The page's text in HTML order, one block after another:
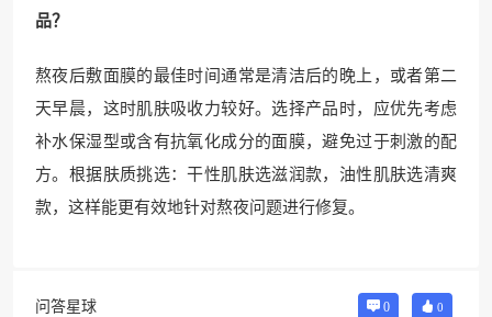
品？
熬夜后敷面膜的最佳时间通常是清洁后的晚上，或者第二
天早晨，这时肌肤吸收力较好。选择产品时，应优先考虑
补水保湿型或含有抗氧化成分的面膜，避免过于刺激的配
方。根据肤质挑选：干性肌肤选滋润款，油性肌肤选清爽
款，这样能更有效地针对熬夜问题进行修复。
问答星球 0 0